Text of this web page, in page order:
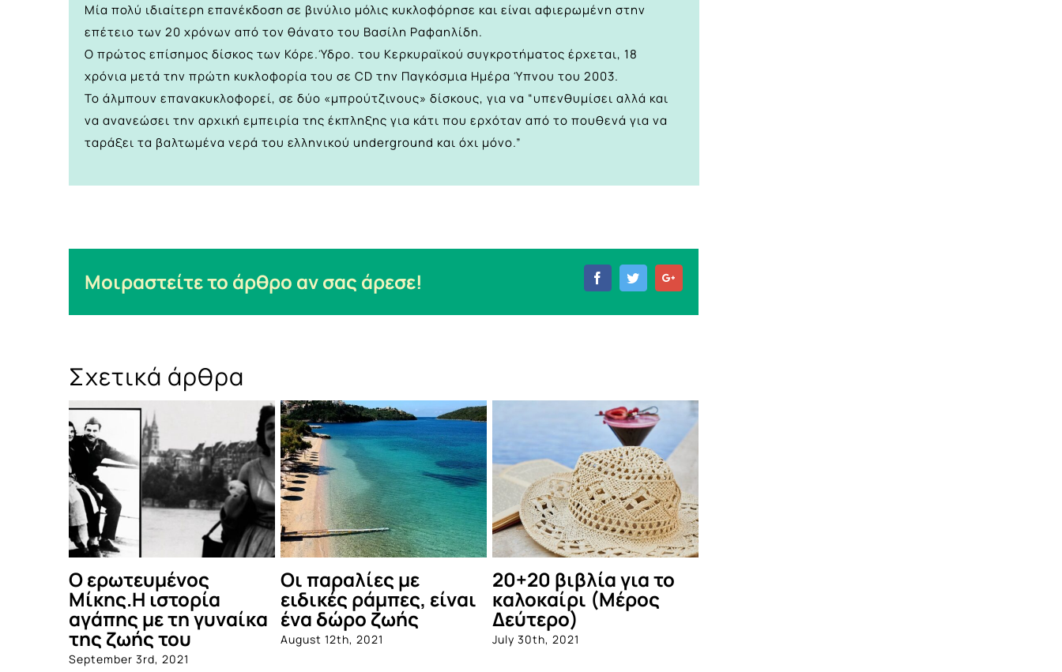
Μία πολύ ιδιαίτερη επανέκδοση σε βινύλιο μόλις κυκλοφόρησε και είναι αφιερωμένη στην
επέτειο των 20 χρόνων από τον θάνατο του Βασίλη Ραφαηλίδη.
Ο πρώτος επίσημος δίσκος των Κόρε.Ύδρο. του Κερκυραϊκού συγκροτήματος έρχεται, 18
χρόνια μετά την πρώτη κυκλοφορία του σε CD την Παγκόσμια Ημέρα Ύπνου του 2003.
Το άλμπουν επανακυκλοφορεί, σε δύο «μπρούτζινους» δίσκους, για να “υπενθυμίσει αλλά και
να ανανεώσει την αρχική εμπειρία της έκπληξης για κάτι που ερχόταν από το πουθενά για να
ταράξει τα βαλτωμένα νερά του ελληνικού underground και όχι μόνο.”
Μοιραστείτε το άρθρο αν σας άρεσε! FacebookTwitter
Σχετικά άρθρα
Τα φεστιβάλ που μας
κρατούν παρέα τον
Αύγουστο ανά την
Ελλάδα
July 29th, 2021
20+20 βιβλία για το
καλοκαίρι
July 21st, 2021
Ο Κώστας Μακεδόνας
σε δύο μοναδικές
συναυλίες στην
Αθήνα